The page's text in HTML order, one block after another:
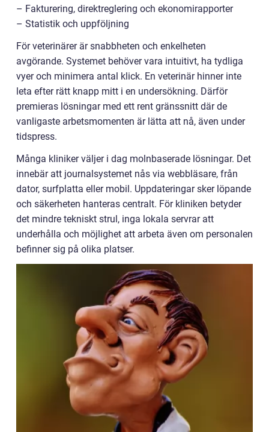
– Fakturering, direktreglering och ekonomirapporter
– Statistik och uppföljning
För veterinärer är snabbheten och enkelheten
avgörande. Systemet behöver vara intuitivt, ha tydliga
vyer och minimera antal klick. En veterinär hinner inte
leta efter rätt knapp mitt i en undersökning. Därför
premieras lösningar med ett rent gränssnitt där de
vanligaste arbetsmomenten är lätta att nå, även under
tidspress.
Många kliniker väljer i dag molnbaserade lösningar. Det
innebär att journalsystemet nås via webbläsare, från
dator, surfplatta eller mobil. Uppdateringar sker löpande
och säkerheten hanteras centralt. För kliniken betyder
det mindre tekniskt strul, inga lokala servrar att
underhålla och möjlighet att arbeta även om personalen
befinner sig på olika platser.